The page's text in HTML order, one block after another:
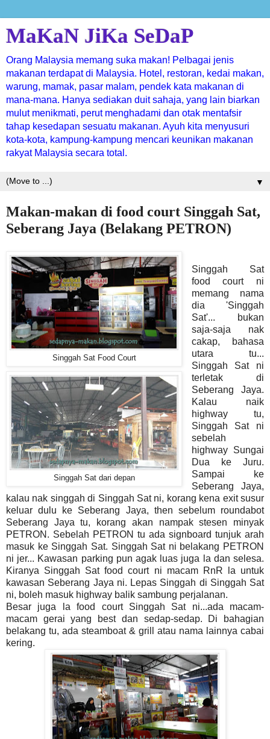
MaKaN JiKa SeDaP
Orang Malaysia memang suka makan! Pelbagai jenis
makanan terdapat di Malaysia. Hotel, restoran, kedai makan,
warung, mamak, pasar malam, pendek kata makanan di
mana-mana. Hanya sediakan duit sahaja, yang lain biarkan
mulut menikmati, perut menghadami dan otak mentafsir
tahap kesedapan sesuatu makanan. Ayuh kita menyusuri
kota-kota, kampung-kampung mencari keunikan makanan
rakyat Malaysia secara total.
▼
Makan-makan di food court Singgah Sat,
Seberang Jaya (Belakang PETRON)
Singgah Sat Food Court
Singgah Sat dari depan
Singgah Sat
food court ni
memang nama
dia 'Singgah
Sat'... bukan
saja-saja nak
cakap, bahasa
utara tu...
Singgah Sat ni
terletak di
Seberang Jaya.
Kalau naik
highway tu,
Singgah Sat ni
sebelah
highway Sungai
Dua ke Juru.
Sampai ke
Seberang Jaya,
kalau nak singgah di Singgah Sat ni, korang kena exit susur
keluar dulu ke Seberang Jaya, then sebelum roundabot
Seberang Jaya tu, korang akan nampak stesen minyak
PETRON. Sebelah PETRON tu ada signboard tunjuk arah
masuk ke Singgah Sat. Singgah Sat ni belakang PETRON
ni jer... Kawasan parking pun agak luas juga la dan selesa.
Kiranya Singgah Sat food court ni macam RnR la untuk
kawasan Seberang Jaya ni. Lepas Singgah di Singgah Sat
ni, boleh masuk highway balik sambung perjalanan.
Besar juga la food court Singgah Sat ni...ada macam-
macam gerai yang best dan sedap-sedap. Di bahagian
belakang tu, ada steamboat & grill atau nama lainnya cabai
kering.